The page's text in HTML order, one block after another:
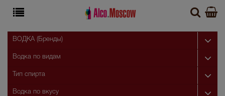
ВОДКА (Бренды)
Водка по видам
Тип спирта
Водка по вкусу